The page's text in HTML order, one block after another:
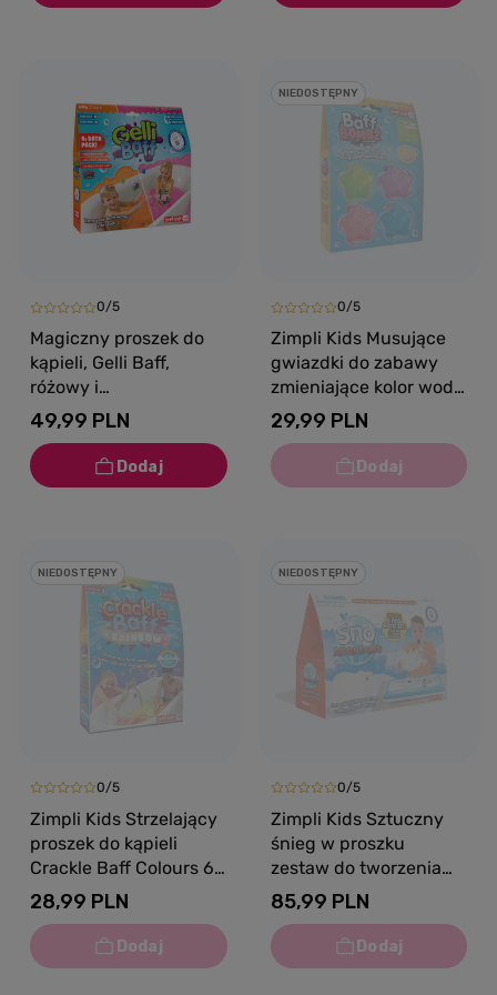
0/5
Magiczny proszek do
kąpieli, Gelli Baff,
różowy i
pomarańczowy 4
użycia, 3+, Zimpli Kids
49,99 PLN
NIEDOSTĘPNY
0/5
Zimpli Kids Musujące
gwiazdki do zabawy
zmieniające kolor wody
Baff Bombz 4 szt. 3+
29,99 PLN
NIEDOSTĘPNY
0/5
Zimpli Kids Strzelający
proszek do kąpieli
Crackle Baff Colours 6
użyć 6 kolorów 3+
28,99 PLN
NIEDOSTĘPNY
0/5
Zimpli Kids Sztuczny
śnieg w proszku
zestaw do tworzenia
śniegu z figurkami
zwierząt i
nadmuchiwaną tacą
Sno World Arctic
85,99 PLN